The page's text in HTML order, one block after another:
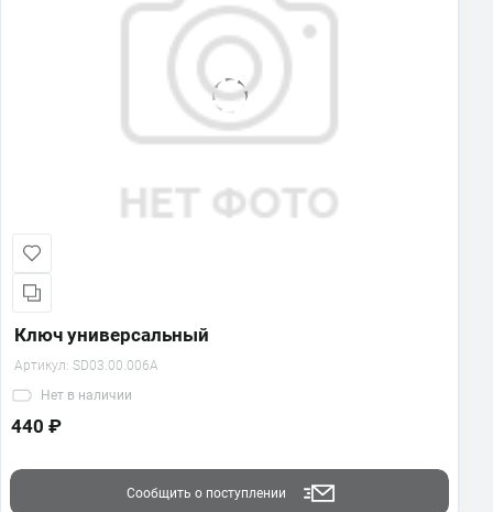
Ключ универсальный
Артикул: SD03.00.006A
Нет в наличии
440 ₽
Сообщить о поступлении